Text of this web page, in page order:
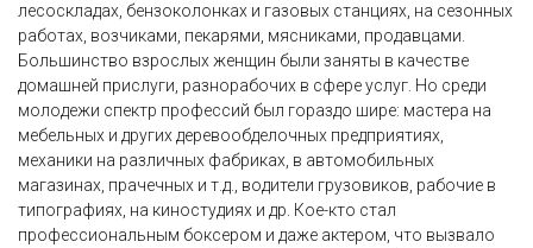
лесоскладах, бензоколонках и газовых станциях, на сезонных
работах, возчиками, пекарями, мясниками, продавцами.
Большинство взрослых женщин были заняты в качестве
домашней прислуги, разнорабочих в сфере услуг. Но среди
молодежи спектр профессий был гораздо шире: мастера на
мебельных и других деревообделочных предприятиях,
механики на различных фабриках, в автомобильных
магазинах, прачечных и т.д., водители грузовиков, рабочие в
типографиях, на киностудиях и др. Кое-кто стал
профессиональным боксером и даже актером, что вызвало